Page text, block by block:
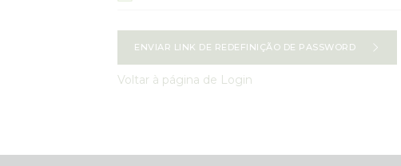
ENVIAR LINK DE REDEFINIÇÃO DE PASSWORD
Voltar à página de Login